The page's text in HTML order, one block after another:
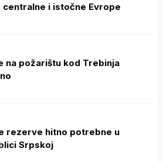
centralne i istočne Evrope
na požarištu kod Trebinja
rezerve hitno potrebne u
Srpskoj